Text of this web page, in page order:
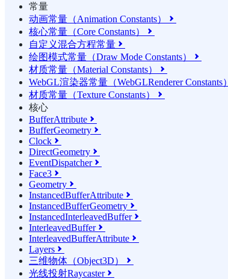
常量
动画常量（Animation Constants）

核心常量（Core Constants） 
自定义混合方程常量 
绘图模式常量（Draw Mode Constants） 
材质常量（Material Constants） 
WebGL渲染器常量（WebGLRenderer Constants）
材质常量（Texture Constants） 
核心
BufferAttribute 
BufferGeometry 
Clock 
DirectGeometry 
EventDispatcher
Face3 
Geometry 
InstancedBufferAttribute 
InstancedBufferGeometry 
InstancedInterleavedBuffer
InterleavedBuffer
InterleavedBufferAttribute 
Layers 
三维物体（Object3D） 
光线投射Raycaster